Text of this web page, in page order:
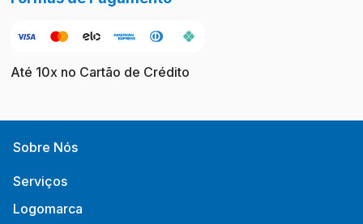
Até 10x no Cartão de Crédito
Sobre Nós
Serviços
Logomarca